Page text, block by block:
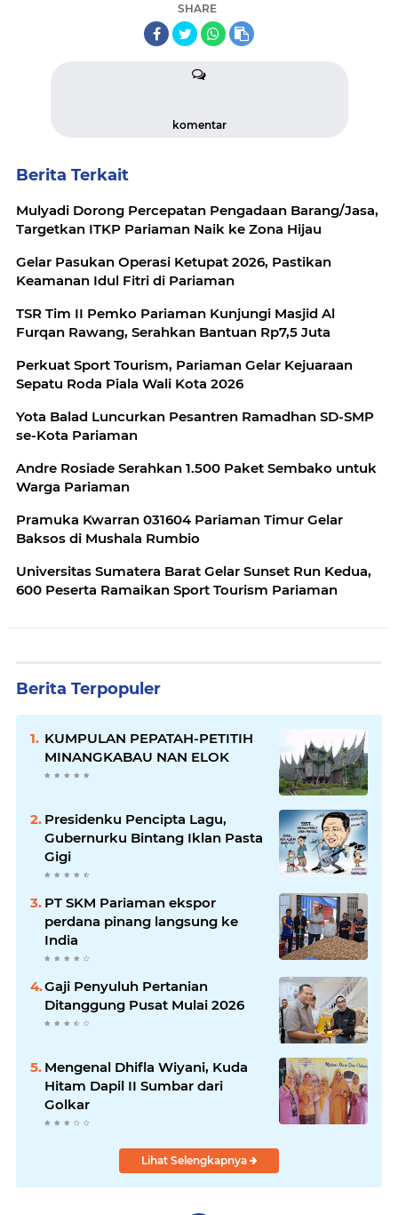
SHARE
komentar
Berita Terkait
Mulyadi Dorong Percepatan Pengadaan Barang/Jasa,
Targetkan ITKP Pariaman Naik ke Zona Hijau
Gelar Pasukan Operasi Ketupat 2026, Pastikan
Keamanan Idul Fitri di Pariaman
TSR Tim II Pemko Pariaman Kunjungi Masjid Al
Furqan Rawang, Serahkan Bantuan Rp7,5 Juta
Perkuat Sport Tourism, Pariaman Gelar Kejuaraan
Sepatu Roda Piala Wali Kota 2026
Yota Balad Luncurkan Pesantren Ramadhan SD-SMP
se-Kota Pariaman
Andre Rosiade Serahkan 1.500 Paket Sembako untuk
Warga Pariaman
Pramuka Kwarran 031604 Pariaman Timur Gelar
Baksos di Mushala Rumbio
Universitas Sumatera Barat Gelar Sunset Run Kedua,
600 Peserta Ramaikan Sport Tourism Pariaman
Berita Terpopuler
KUMPULAN PEPATAH-PETITIH
MINANGKABAU NAN ELOK
Presidenku Pencipta Lagu,
Gubernurku Bintang Iklan Pasta
Gigi
PT SKM Pariaman ekspor
perdana pinang langsung ke
India
Gaji Penyuluh Pertanian
Ditanggung Pusat Mulai 2026
Mengenal Dhifla Wiyani, Kuda
Hitam Dapil II Sumbar dari
Golkar
Lihat Selengkapnya